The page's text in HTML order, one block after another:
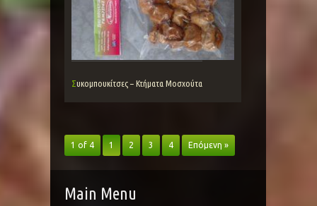
Συκομπουκίτσες – Κτήματα Μοσχούτα
1 of 4 1 2 3 4 Επόμενη »
Main Menu